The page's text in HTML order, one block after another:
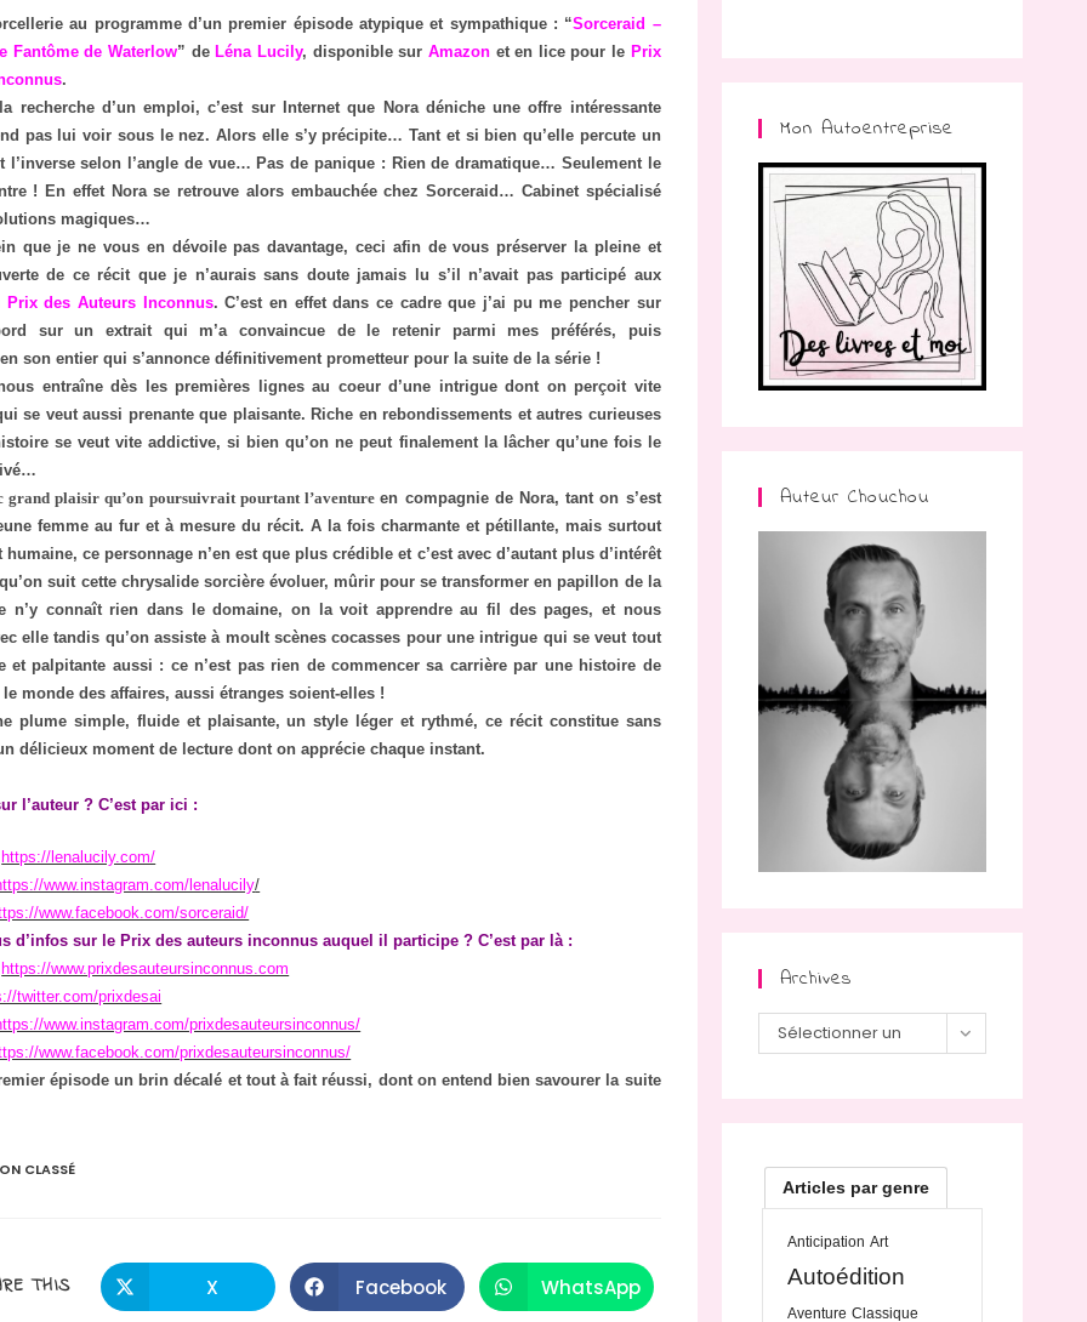
au programme d’un premier épisode atypique et sympathique : “Sorceraid –
Fantôme de Waterlow” de Léna Lucily, disponible sur Amazonet en lice pour le Prix
.
recherche d’un emploi, c’est sur Internet que Nora déniche une offre intéressante
pas lui voir sous le nez. Alors elle s’y précipite… Tant et si bien qu’elle percute un
l’inverse selon l’angle de vue… Pas de panique : Rien de dramatique… Seulement le
! En effet Nora se retrouve alors embauchée chez Sorceraid… Cabinet spécialisé
magiques…
que je ne vous en dévoile pas davantage, ceci afin de vous préserver la pleine et
de ce récit que je n’aurais sans doute jamais lu s’il n’avait pas participé aux
Prix des Auteurs Inconnus. C’est en effet dans ce cadre que j’ai pu me pencher sur
sur un extrait qui m’a convaincue de le retenir parmi mes préférés, puis
son entier qui s’annonce définitivement prometteur pour la suite de la série !
entraîne dès les premières lignes au coeur d’une intrigue dont on perçoit vite
se veut aussi prenante que plaisante. Riche en rebondissements et autres curieuses
se veut vite addictive, si bien qu’on ne peut finalement la lâcher qu’une fois le
grand plaisir qu’on poursuivrait pourtant l’aventureen compagnie de Nora, tant on s’est
femme au fur et à mesure du récit. A la fois charmante et pétillante, mais surtout
ce personnage n’en est que plus crédible et c’est avec d’autant plus d’intérêt
suit cette chrysalide sorcière évoluer, mûrir pour se transformer en papillon de la
n’y connaît rien dans le domaine, on la voit apprendre au fil des pages, et nous
elle tandis qu’on assiste à moult scènes cocasses pour une intrigue qui se veut tout
et palpitante aussi : ce n’est pas rien de commencer sa carrière par une histoire de
monde des affaires, aussi étranges soient-elles !
plume simple, fluide et plaisante, un style léger et rythmé, ce récit constitue sans
délicieux moment de lecture dont on apprécie chaque instant.
l’auteur ? C’est par ici :
https://lenalucily.com/
www.instagram.com/lenalucily/
www.facebook.com/sorceraid/
d’infos sur le Prix des auteurs inconnus auquel il participe ? C’est par là :
https://www.prixdesauteursinconnus.com
twitter.com/prixdesai
www.instagram.com/prixdesauteursinconnus/
www.facebook.com/prixdesauteursinconnus/
épisode un brin décalé et tout à fait réussi, dont on entend bien savourer la suite
CLASSÉ
THISPARTAGER
Ouvrir
dans
X Ouvrir
dans
Facebook Ouvrir
dans
WhatsApp
Mon Autoentreprise
Auteur Chouchou
Archives
Archives
Sélectionner un
Articles par genre
Anticipation Art
Autoédition
Aventure Classique